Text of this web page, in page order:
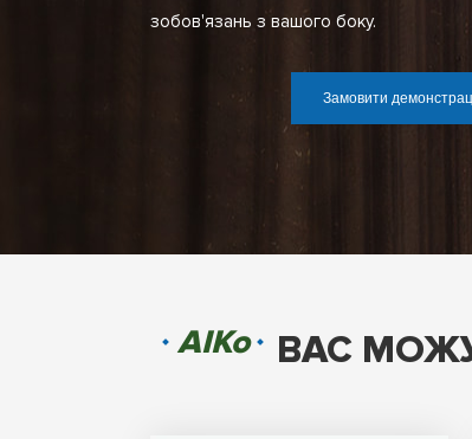
зобов'язань з вашого боку.
Замовити
AIKo ВАС